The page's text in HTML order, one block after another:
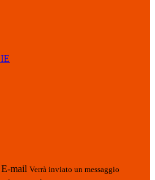
E-mail Verrà inviato un messaggio